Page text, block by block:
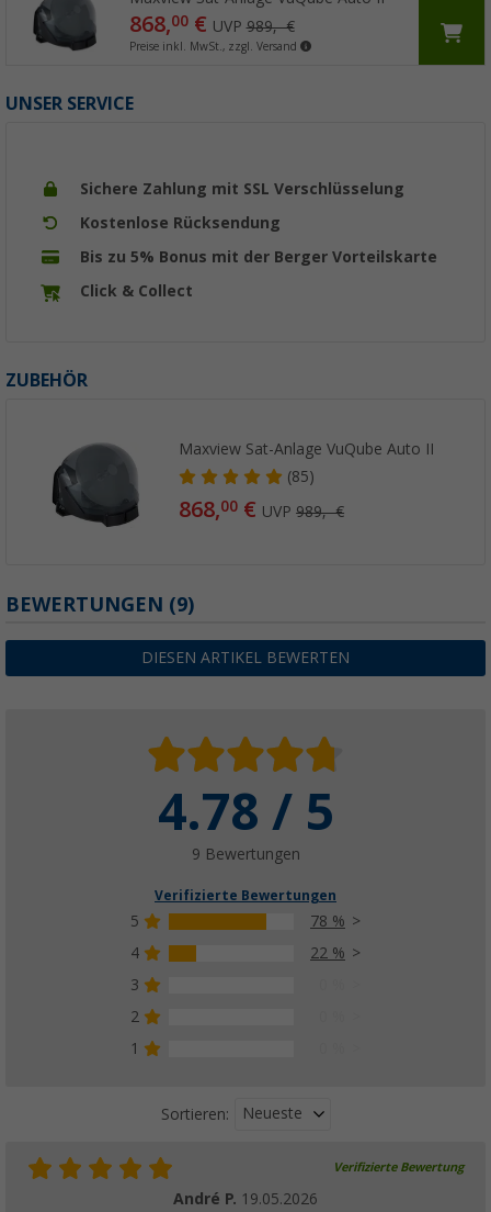
868,00€ UVP989,- €
Preise inkl. MwSt., zzgl. Versand
UNSER SERVICE
Sichere Zahlung mit SSL Verschlüsselung
Kostenlose Rücksendung
Bis zu 5% Bonus mit der Berger Vorteilskarte
Click & Collect
ZUBEHÖR
Maxview Sat-Anlage VuQube Auto II
(85)
868,00 € UVP989,- €
BEWERTUNGEN (9)
DIESEN ARTIKEL BEWERTEN
4.78 / 5
9 Bewertungen
Verifizierte Bewertungen
5
78 %
4
22 %
3
2
1
Sortieren: Neueste
Verifizierte Bewertung
André P. 19.05.2026